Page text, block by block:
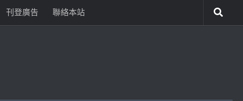
刊登廣告 聯絡本站